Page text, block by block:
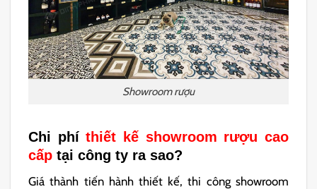
Showroom rượu
Chi phíthiết kế showroom rượu cao
cấp tại công ty ra sao?
Giá thành tiến hành thiết kế, thi công showroom